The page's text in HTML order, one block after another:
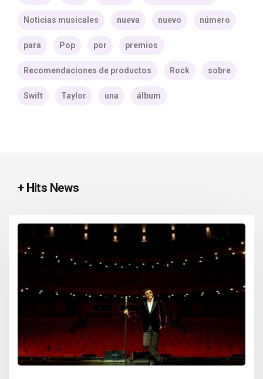
Noticias musicales nueva nuevo número
para Pop por premios
Recomendaciones de productos Rock sobre
Swift Taylor una álbum
+ Hits News